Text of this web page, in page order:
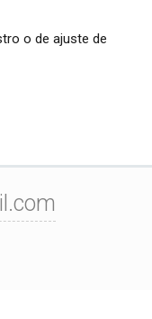
o de ajuste de